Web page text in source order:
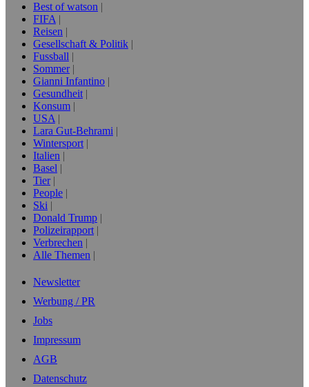
Best of watson
FIFA
Reisen
Gesellschaft & Politik
Fussball
Sommer
Gianni Infantino
Gesundheit
Konsum
USA
Lara Gut-Behrami
Wintersport
Italien
Basel
Tier
People
Ski
Donald Trump
Polizeirapport
Verbrechen
Alle Themen
Newsletter
Werbung / PR
Jobs
Impressum
AGB
Datenschutz